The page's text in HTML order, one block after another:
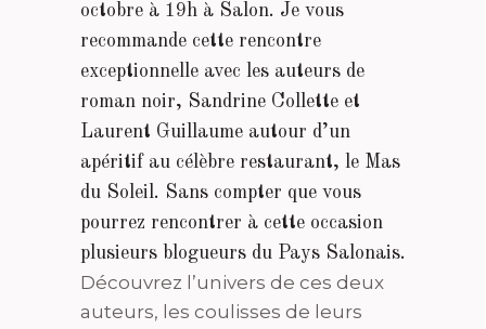
octobre à 19h à Salon. Je vous
recommande cette rencontre
exceptionnelle avec les auteurs de
roman noir, Sandrine Collette et
Laurent Guillaume autour d’un
apéritif au célèbre restaurant, le Mas
du Soleil. Sans compter que vous
pourrez rencontrer à cette occasion
plusieurs blogueurs du Pays Salonais.
Découvrez l’univers de ces deux
auteurs, les coulisses de leurs